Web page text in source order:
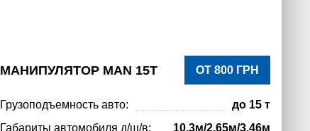
МАНИПУЛЯТОР MAN 15Т ОТ 800 ГРН
Грузоподъемность авто:
до 15 т
Габариты автомобиля д/ш/в:
10,3м/2,65м/3,46м